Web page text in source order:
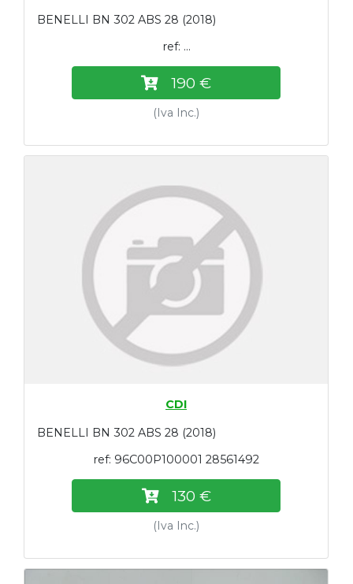
BENELLI BN 302 ABS 28 (2018)
ref: ...
190 €
(Iva Inc.)
CDI
BENELLI BN 302 ABS 28 (2018)
ref: 96C00P100001 28561492
130 €
(Iva Inc.)